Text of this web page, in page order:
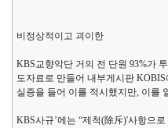
비정상적이고 괴이한
KBS교향악단 거의 전 단원 93%가
도자료로 만들어 내부게시판
실증을 들어 이를 적시했지만, 이를
KBS사규’에는 “제척(除斥)'사항으